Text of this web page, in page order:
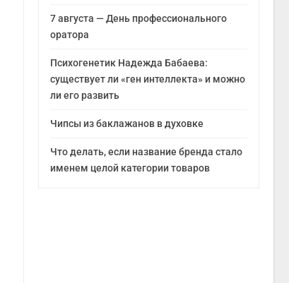
7 августа — День профессионального
оратора
Психогенетик Надежда Бабаева:
существует ли «ген интеллекта» и можно
ли его развить
Чипсы из баклажанов в духовке
Что делать, если название бренда стало
именем целой категории товаров